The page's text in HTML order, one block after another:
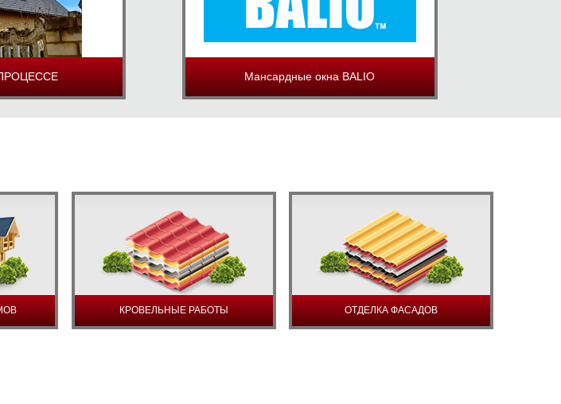
Мансардные окна BALIO
КРОВЕЛЬНЫЕ РАБОТЫ ОТДЕЛКА ФАСАДОВ